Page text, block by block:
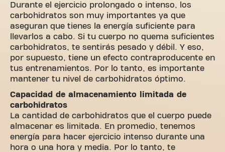
Durante el ejercicio prolongado o intenso, los
carbohidratos son muy importantes ya que
aseguran que tienes la energía suficiente para
llevarlos a cabo. Si tu cuerpo no quema suficientes
carbohidratos, te sentirás pesado y débil. Y eso,
por supuesto, tiene un efecto contraproducente en
tus entrenamientos. Por lo tanto, es importante
mantener tu nivel de carbohidratos óptimo.
Capacidad de almacenamiento limitada de
carbohidratos
La cantidad de carbohidratos que el cuerpo puede
almacenar es limitada. En promedio, tenemos
energía para hacer ejercicio intenso durante una
hora o una hora y media. Por lo tanto, te